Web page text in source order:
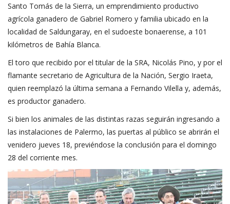
Santo Tomás de la Sierra, un emprendimiento productivo
agrícola ganadero de Gabriel Romero y familia ubicado en la
localidad de Saldungaray, en el sudoeste bonaerense, a 101
kilómetros de Bahía Blanca.
El toro que recibido por el titular de la SRA, Nicolás Pino, y por el
flamante secretario de Agricultura de la Nación, Sergio Iraeta,
quien reemplazó la última semana a Fernando Vilella y, además,
es productor ganadero.
Si bien los animales de las distintas razas seguirán ingresando a
las instalaciones de Palermo, las puertas al público se abrirán el
venidero jueves 18, previéndose la conclusión para el domingo
28 del corriente mes.